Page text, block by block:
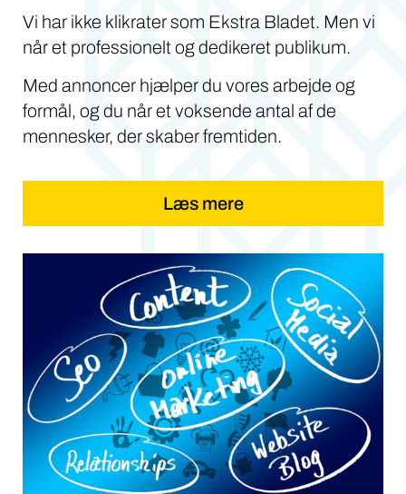
Vi har ikke klikrater som Ekstra Bladet. Men vi
når et professionelt og dedikeret publikum.
Med annoncer hjælper du vores arbejde og
formål, og du når et voksende antal af de
mennesker, der skaber fremtiden.
Læs mere